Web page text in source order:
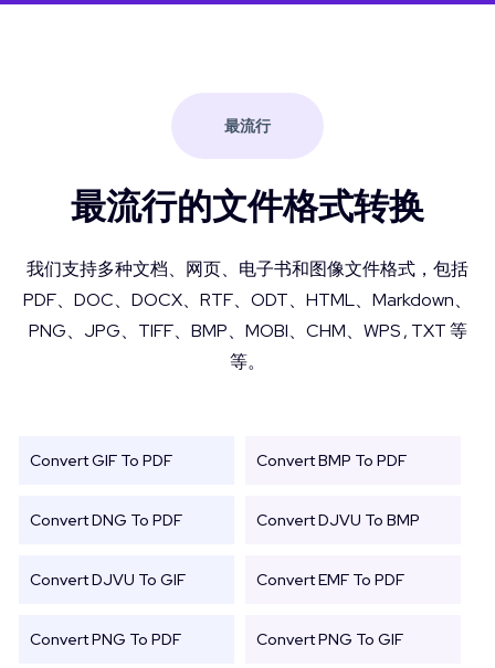
最流行
最流行的文件格式转换
我们支持多种文档、网页、电子书和图像文件格式，包括
PDF、DOC、DOCX、RTF、ODT、HTML、Markdown、
PNG、JPG、TIFF、BMP、MOBI、CHM、WPS , TXT 等
等。
Convert GIF To PDF Convert BMP To PDF
Convert DNG To PDF Convert DJVU To BMP
Convert DJVU To GIF Convert EMF To PDF
Convert PNG To PDF Convert PNG To GIF